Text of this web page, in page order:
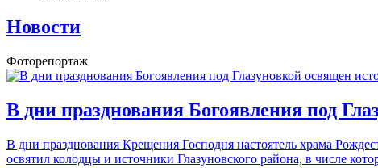
Новости
Фоторепортаж
В дни празднования Богоявления под
В дни празднования Крещения Господня настоятель храма
освятил колодцы и источники Глазуновского района, в числе